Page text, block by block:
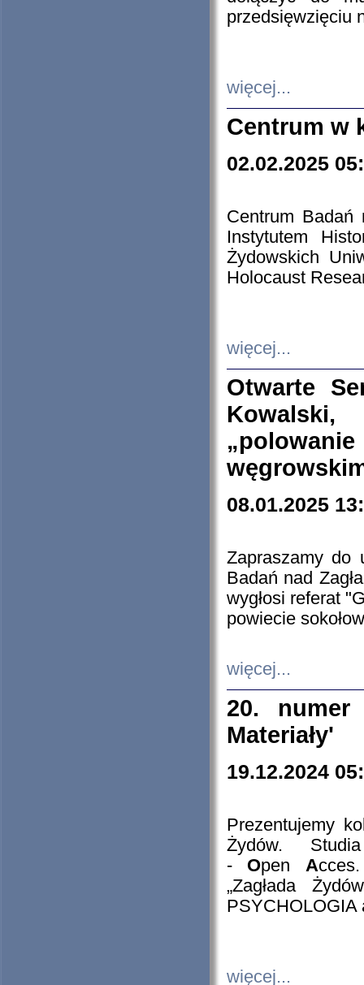
przedsięwzięciu
więcej...
Centrum w
02.02.2025
Centrum Badań
Instytutem
Żydowskich
Holocaust
więcej...
Otwarte
08.01.2025
Zapraszamy do
Badań nad
wygłosi referat
powiecie
więcej...
20. numer
Materiały'
19.12.2024
Prezentujemy
Żydów.
- Open A
„Zagłada
PSYCHOLOGIA
więcej...